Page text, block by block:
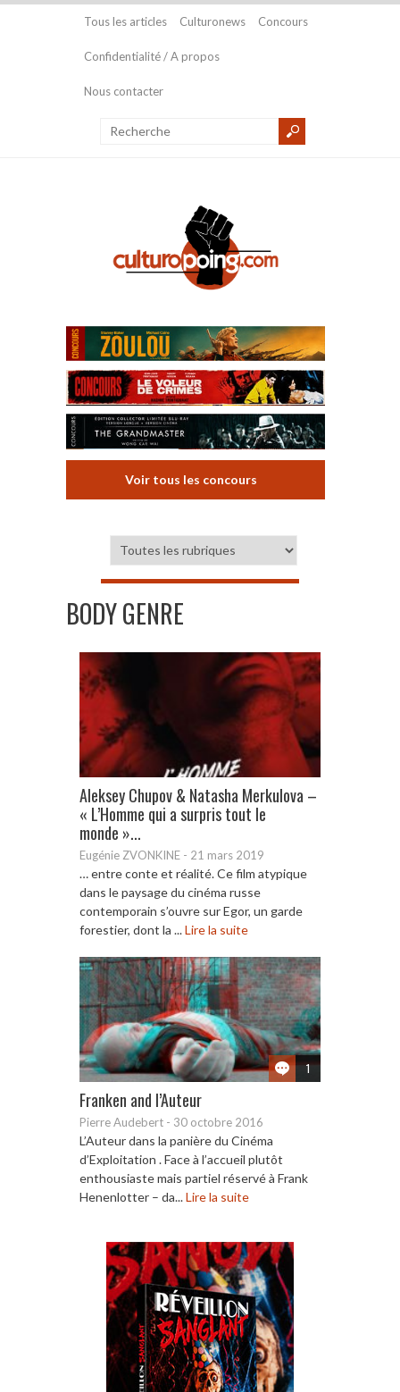
Tous les articles Culturonews Concours
Confidentialité / A propos
Nous contacter
Voir tous les concours
BODY GENRE
Aleksey Chupov & Natasha Merkulova –
« L’Homme qui a surpris tout le
monde »...
Eugénie ZVONKINE - 21 mars 2019
… entre conte et réalité. Ce film atypique
dans le paysage du cinéma russe
contemporain s’ouvre sur Egor, un garde
forestier, dont la ...Lire la suite
1
Franken and l’Auteur
Pierre Audebert - 30 octobre 2016
L’Auteur dans la panière du Cinéma
d’Exploitation . Face à l’accueil plutôt
enthousiaste mais partiel réservé à Frank
Henenlotter – da...Lire la suite